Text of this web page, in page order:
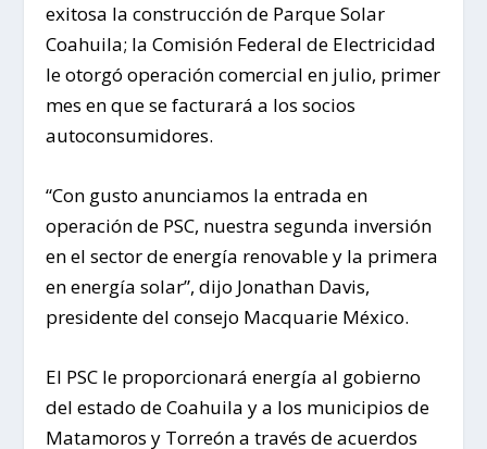
exitosa la construcción de Parque Solar
Coahuila; la Comisión Federal de Electricidad
le otorgó operación comercial en julio, primer
mes en que se facturará a los socios
autoconsumidores.
“Con gusto anunciamos la entrada en
operación de PSC, nuestra segunda inversión
en el sector de energía renovable y la primera
en energía solar”, dijo Jonathan Davis,
presidente del consejo Macquarie México.
El PSC le proporcionará energía al gobierno
del estado de Coahuila y a los municipios de
Matamoros y Torreón a través de acuerdos